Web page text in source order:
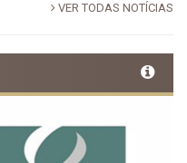
VER TODAS NOTÍCIAS